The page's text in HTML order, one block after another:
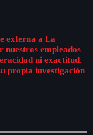
externa a La
nuestros empleados
ni exactitud.
propia investigación